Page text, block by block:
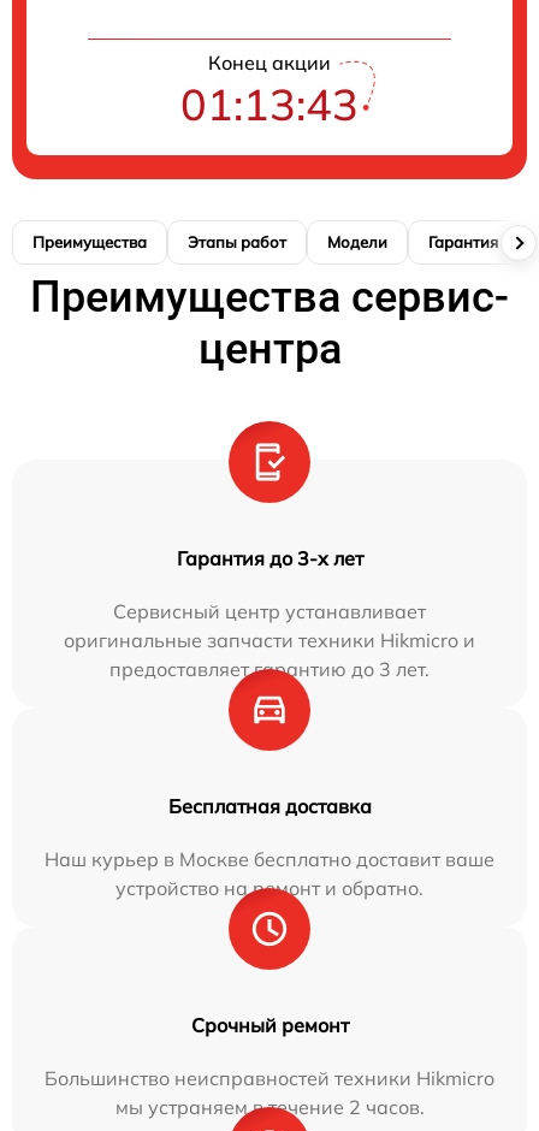
Конец акции
01:13:42
Преимущества Этапы работ Модели Гарантия
Преимущества сервис-
центра
Гарантия до 3-х лет
Сервисный центр устанавливает
оригинальные запчасти техники Hikmicro и
предоставляет гарантию до 3 лет.
Бесплатная доставка
Наш курьер в Москве бесплатно доставит ваше
устройство на ремонт и обратно.
Срочный ремонт
Большинство неисправностей техники Hikmicro
мы устраняем в течение 2 часов.